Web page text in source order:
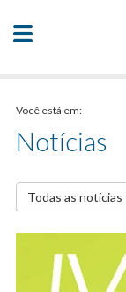
Você está em:
Notícias
Todas as notícias